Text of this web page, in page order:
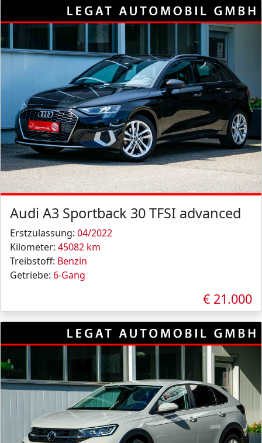
Audi A3 Sportback 30 TFSI advanced
Erstzulassung: 04/2022
Kilometer: 45082 km
Treibstoff: Benzin
Getriebe: 6-Gang
€ 21.000